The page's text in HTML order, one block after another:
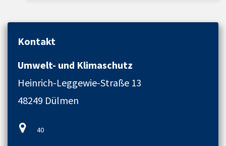
Kontakt
Umwelt- und Klimaschutz
Heinrich-Leggewie-Straße 13
48249 Dülmen
40